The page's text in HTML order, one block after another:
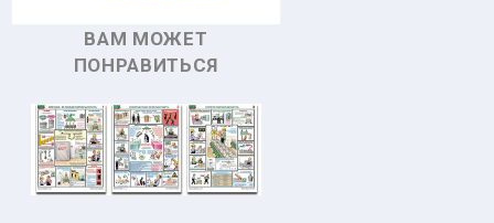
ВАМ МОЖЕТ
ПОНРАВИТЬСЯ